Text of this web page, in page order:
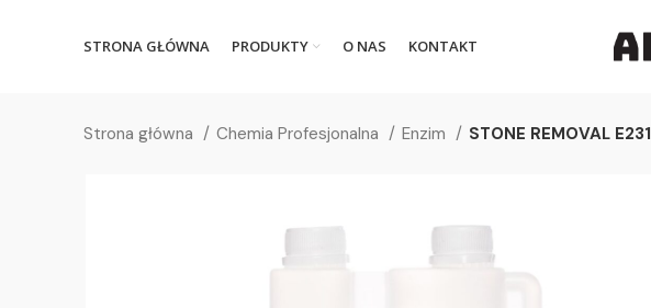
STRONA GŁÓWNA PRODUKTY O NAS KONTAKT
Strona główna Chemia Profesjonalna Enzim STONE REMOVAL E231